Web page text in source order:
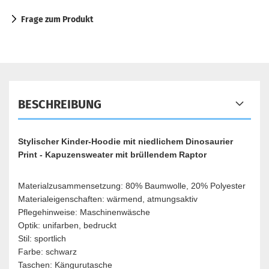
Frage zum Produkt
BESCHREIBUNG
Stylischer Kinder-Hoodie mit niedlichem Dinosaurier
Print - Kapuzensweater mit brüllendem Raptor
Materialzusammensetzung: 80% Baumwolle, 20% Polyester
Materialeigenschaften: wärmend, atmungsaktiv
Pflegehinweise: Maschinenwäsche
Optik: unifarben, bedruckt
Stil: sportlich
Farbe: schwarz
Taschen: Kängurutasche